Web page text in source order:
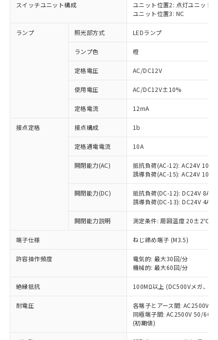
スイッチユニット構成
ユニット位置2: 点灯ユニット
ユニット位置3: NC
ランプ 照光部方式 LEDランプ
ランプ色 橙
定格電圧 AC/DC12V
使用電圧 AC/DC12V±10%
定格電流 12mA
接点定格 接点構成 1b
定格通電電流 10A
開閉能力(AC)
抵抗負荷(AC-12): AC24V 10A/
誘導負荷(AC-15): AC24V
開閉能力(DC)
抵抗負荷(DC-12): DC24V 8A/
誘導負荷(DC-13): DC24V 4A/
開閉能力説明 測定条件: 周囲温度 20±2℃、
端子仕様 ねじ締め端子 (M3.5)
許容操作頻度
電気的: 最大30回/分
機械的: 最大60回/分
絶縁抵抗 100MΩ以上 (DC500Vメガ、点
耐電圧
各端子とアース間: AC2500V
同極端子間: AC2500V 50/
(初期値)
ご利用条件
以下の条件をお読みいただき、同意のうえ
ご利用ください。
本サービスは、当社制御機器事業取扱
商品の当社在庫状況および標準価格
(税抜)を提供させていただくもので
当社制御機器事業取扱商品の中には、
本サービスの対象外となる商品もある
ことをご了承ください。
在庫状況および標準価格照会結果は、
記載している更新日時点での社内デー
タに基づき作成されるものであり、閲
覧された時点での実際の在庫および標
準価格とは異なる場合があることをご
※1 対応状況
対応済み：EU RoHS指令（10物質）の
非含有に対応した製品が提供可能な商品で
対応予定：EU RoHS指令（10物質）の非含
有に対応した製品に切り替える予定のある
対応予定なし：EU RoHS指令（10物質）の
非含有に非対応の商品で、対応品を出す予
定はありません。
調査・確認中：EU RoHS指令（10物質）の
非含有の対応状況を調査中または確認中の
非該当品：ライセンス料など無形物で、有
害物質有無と関係のない商品です。
仕入先様の事情により、非含有部品として
いたものが、含有品と判明した場合などや
むを得ず変更することがあります。
鉛(Pb) 1000ppm以下、 水銀(Hg) 1000ppm以下、 カド
六価クロム(Cr(Ⅵ)) 1000ppm以下、ポリ臭化ビフェニル
類(PBB) 1000ppm以下、ポリ臭化ジフェニルエーテル類
(PBDE) 1000ppm以下、フタル酸ビス(2-エチルヘキシ
※1 中国RoHS○×表
「○」：最大均質材料含有率が中国RoHSの
基準値以下であることを示します。
「×」：最大均質材料含有率が中国RoHSの
基準値を超えていることを示します。
「－」：未確認です。当社販売部門へお問
い合わせください。
*中国RoHS10物質の基準値 (GB/T26572)：
Pb(鉛) :1000ppm、 Hg(水銀) : 1000ppm、 Cd(カドミウ
Cr(Ⅵ)(六価クロム) : 1000ppm、 PBBs(ポリ臭化ビフェ
当社は、これら貴社製品のうち、外国
為替および外国貿易法に定める商品
（以下｢規制貨物等」という）を輸出
国政府の輸出許可(または役務取引許
可)を取得するなどの必要な手続きを